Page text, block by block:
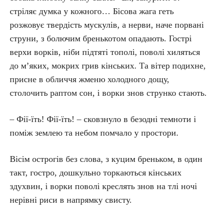
стріляє думка у кожного… Бісова жага геть
розжовує твердість мускулів, а нерви, наче порвані
струни, з болючим бренькотом опадають. Гострі
верхи ворків, ніби підтяті тополі, поволі хиляться
до м’яких, мокрих грив кінських. Та вітер подихне,
присне в обличчя жменю холодного дощу,
столочить раптом сон, і ворки знов струнко стають.
– Фії-їть! Фії-їть! – сковзнуло в безодні темноти і
поміж землею та небом помчало у простори.
Вісім острогів без слова, з куцим бреньком, в один
такт, гостро, дошкульно торкаються кінських
здухвин, і ворки поволі креслять знов на тлі ночі
нерівні риси в напрямку свисту.